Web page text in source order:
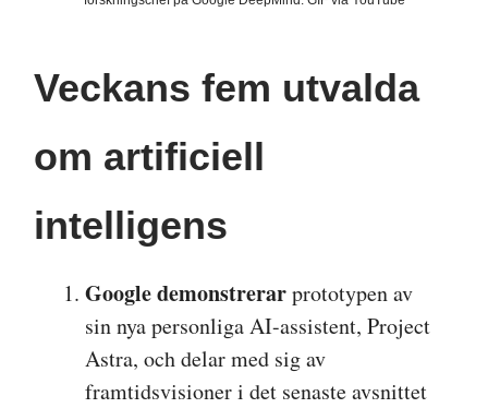
Veckans fem utvalda
om artificiell
intelligens
Google demonstrerarprototypen av
sin nya personliga AI-assistent, Project
Astra, och delar med sig av
framtidsvisioner i det senaste avsnittet